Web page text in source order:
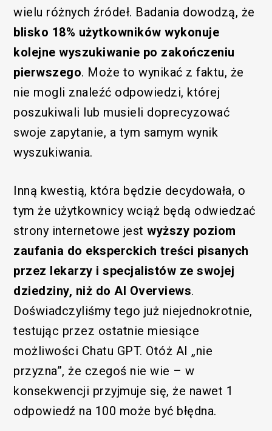
wielu różnych źródeł. Badania dowodzą, że
blisko 18% użytkowników wykonuje
kolejne wyszukiwanie po zakończeniu
pierwszego. Może to wynikać z faktu, że
nie mogli znaleźć odpowiedzi, której
poszukiwali lub musieli doprecyzować
swoje zapytanie, a tym samym wynik
wyszukiwania.
Inną kwestią, która będzie decydowała, o
tym że użytkownicy wciąż będą odwiedzać
strony internetowe jestwyższy poziom
zaufania do eksperckich treści pisanych
przez lekarzy i specjalistów ze swojej
dziedziny, niż do AI Overviews.
Doświadczyliśmy tego już niejednokrotnie,
testując przez ostatnie miesiące
możliwości Chatu GPT. Otóż AI „nie
przyzna”, że czegoś nie wie – w
konsekwencji przyjmuje się, że nawet 1
odpowiedź na 100 może być błędna.